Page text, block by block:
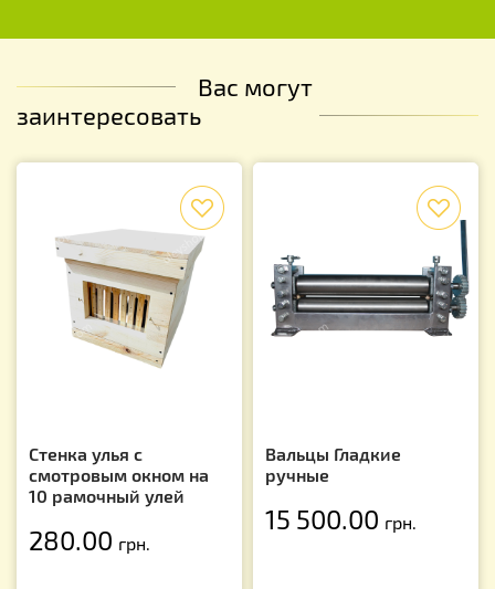
Вас могут
заинтересовать
Стенка улья с
смотровым окном на
10 рамочный улей
280.00 грн.
Вальцы Гладкие
ручные
15 500.00 грн.